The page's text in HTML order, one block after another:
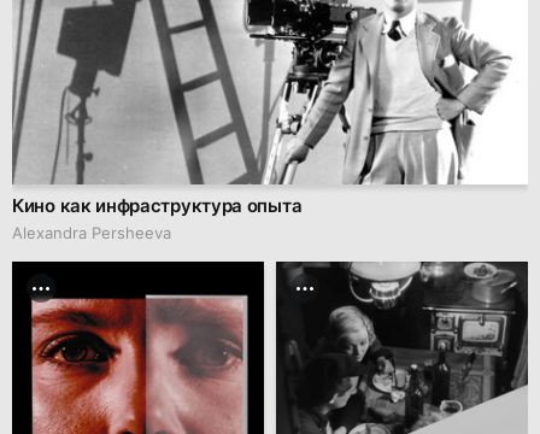
Кино как инфраструктура опыта
Alexandra Persheeva